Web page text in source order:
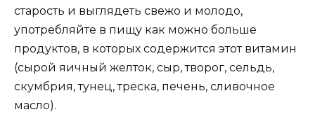
старость и выглядеть свежо и молодо,
употребляйте в пищу как можно больше
продуктов, в которых содержится этот витамин
(сырой яичный желток, сыр, творог, сельдь,
скумбрия, тунец, треска, печень, сливочное
масло).